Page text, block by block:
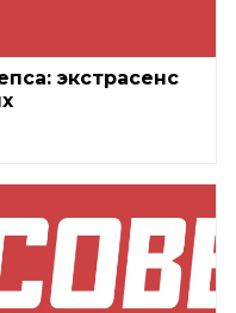
экстрасенс